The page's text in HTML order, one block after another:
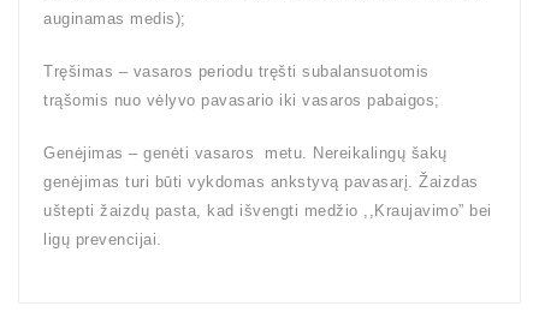
auginamas medis);
Tręšimas – vasaros periodu tręšti subalansuotomis
trąšomis nuo vėlyvo pavasario iki vasaros pabaigos;
Genėjimas – genėti vasaros metu. Nereikalingų šakų
genėjimas turi būti vykdomas ankstyvą pavasarį. Žaizdas
uštepti žaizdų pasta, kad išvengti medžio ,,Kraujavimo” bei
ligų prevencijai.